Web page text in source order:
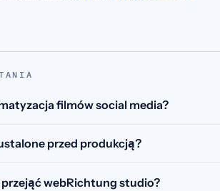
filmów social media?
przed produkcją?
przejąć webRichtung studio?